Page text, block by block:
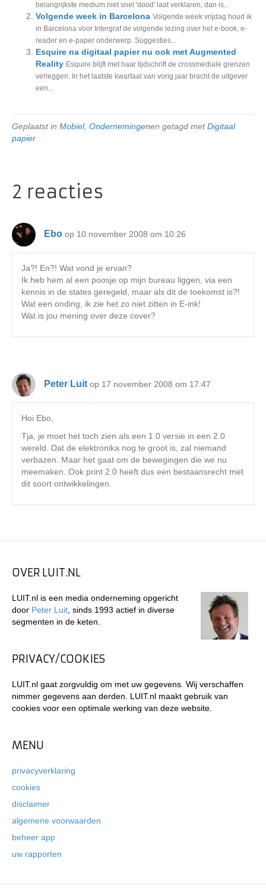
belangrijkste medium niet snel 'dood' laat verklaren, dan is...
Volgende week in Barcelona Volgende week vrijdag houd ik
in Barcelona voor Intergraf de volgende lezing over het e-book, e-
reader en e-paper onderwerp. Suggesties...
Esquire na digitaal papier nu ook met Augmented
Reality Esquire blijft met haar tijdschrift de crossmediale grenzen
verleggen. In het laatste kwartaal van vorig jaar bracht de uitgever
een...
Geplaatst in Mobiel, Ondernemingenen getagd metDigitaal
papier
2 reacties
Ebo op 10 november 2008 om 10:26
Ja?! En?! Wat vond je ervan?
Ik heb hem al een poosje op mijn bureau liggen, via een
kennis in de states geregeld, maar als dit de toekomst is?!
Wat een onding, ik zie het zo niet zitten in E-ink!
Wat is jou mening over deze cover?
Peter Luit op 17 november 2008 om 17:47
Hoi Ebo,
Tja, je moet het toch zien als een 1.0 versie in een 2.0
wereld. Dat de elektronika nog te groot is, zal niemand
verbazen. Maar het gaat om de bewegingen die we nu
meemaken. Ook print 2.0 heeft dus een bestaansrecht met
dit soort ontwikkelingen.
OVER LUIT.NL
LUIT.nl is een media onderneming opgericht
door Peter Luit , sinds 1993 actief in diverse
segmenten in de keten.
PRIVACY/COOKIES
LUIT.nl gaat zorgvuldig om met uw gegevens. Wij verschaffen
nimmer gegevens aan derden. LUIT.nl maakt gebruik van
cookies voor een optimale werking van deze website.
MENU
privacyverklaring
cookies
disclaimer
algemene voorwaarden
beheer app
uw rapporten